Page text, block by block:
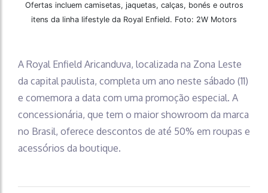
Ofertas incluem camisetas, jaquetas, calças, bonés e outros
itens da linha lifestyle da Royal Enfield. Foto: 2W Motors
A Royal Enfield Aricanduva, localizada na Zona Leste
da capital paulista, completa um ano neste sábado (11)
e comemora a data com uma promoção especial. A
concessionária, que tem o maior showroom da marca
no Brasil, oferece descontos de até 50% em roupas e
acessórios da boutique.